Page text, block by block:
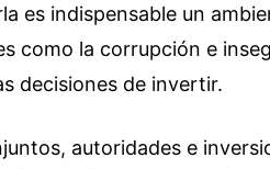
es indispensable un
como la corrupción e
decisiones de invertir.
autoridades e